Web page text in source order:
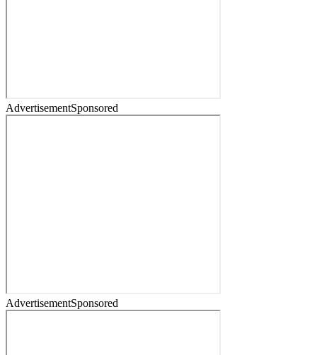
AdvertisementSponsored
AdvertisementSponsored